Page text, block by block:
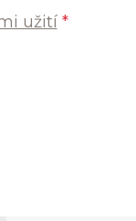
užití *